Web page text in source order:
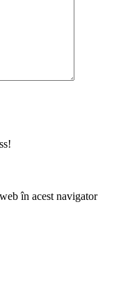
în acest navigator